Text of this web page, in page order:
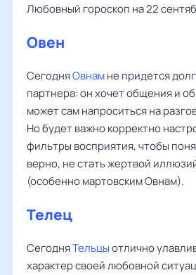
Любовный гороскоп на 22
Овен
СегодняОвнамне придется
партнера: он хочет общения и
может сам напроситься на
Но будет важно корректно
фильтры восприятия, чтобы
верно, не стать жертвой
(особенно мартовским Овнам).
Телец
СегодняТельцыотлично
характер своей любовной